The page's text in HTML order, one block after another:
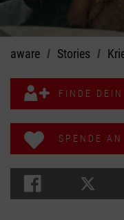
aware Stories
FINDE DEIN
SPENDE